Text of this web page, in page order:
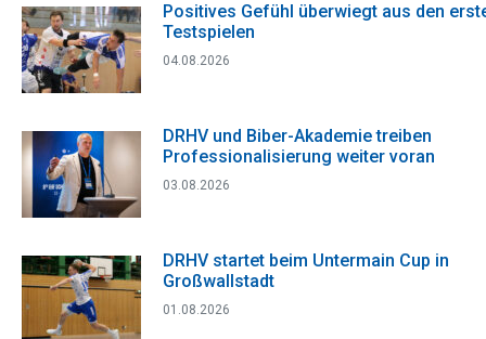
Positives Gefühl überwiegt aus den
Testspielen
04.08.2026
DRHV und Biber-Akademie treiben
Professionalisierung weiter voran
03.08.2026
DRHV startet beim Untermain Cup in
Großwallstadt
01.08.2026